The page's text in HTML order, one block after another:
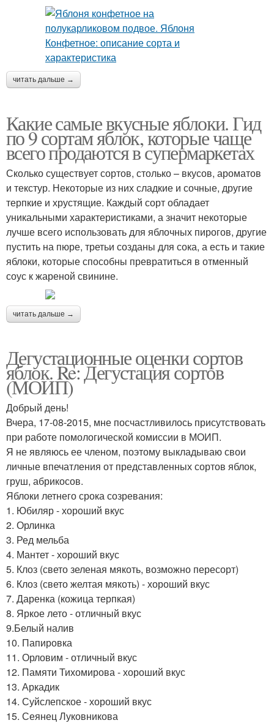
читать дальше →
Какие самые вкусные яблоки. Гид
по 9 сортам яблок, которые чаще
всего продаются в супермаркетах
Сколько существует сортов, столько – вкусов, ароматов
и текстур. Некоторые из них сладкие и сочные, другие
терпкие и хрустящие. Каждый сорт обладает
уникальными характеристиками, а значит некоторые
лучше всего использовать для яблочных пирогов, другие
пустить на пюре, третьи созданы для сока, а есть и такие
яблоки, которые способны превратиться в отменный
соус к жареной свинине.
читать дальше →
Дегустационные оценки сортов
яблок. Re: Дегустация сортов
(МОИП)
Добрый день!
Вчера, 17-08-2015, мне посчастливилось присутствовать
при работе помологической комиссии в МОИП.
Я не являюсь ее членом, поэтому выкладываю свои
личные впечатления от представленных сортов яблок,
груш, абрикосов.
Яблоки летнего срока созревания:
1. Юбиляр - хороший вкус
2. Орлинка
3. Ред мельба
4. Мантет - хороший вкус
5. Клоз (свето зеленая мякоть, возможно пересорт)
6. Клоз (свето желтая мякоть) - хороший вкус
7. Даренка (кожица терпкая)
8. Яркое лето - отличный вкус
9.Белый налив
10. Папировка
11. Орловим - отличный вкус
12. Памяти Тихомирова - хороший вкус
13. Аркадик
14. Суйслепское - хороший вкус
15. Сеянец Луковникова